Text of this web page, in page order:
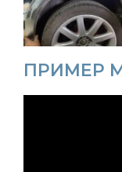
ПРИМЕР